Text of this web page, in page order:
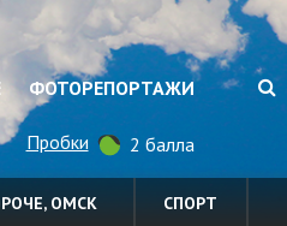
ФОТОРЕПОРТАЖИ
Пробки 2 балла
ОМСК СПОРТ